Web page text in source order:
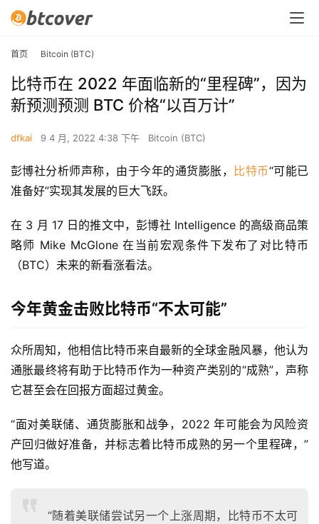
首页 Bitcoin (BTC)
比特币在 2022 年面临新的“里程碑”，因为
新预测预测 BTC 价格“以百万计”
dfkai 9 4 月, 2022 4:38 下午 Bitcoin (BTC)
彭博社分析师声称，由于今年的通货膨胀， 比特币“可能已
准备好”实现其发展的巨大飞跃。
在 3 月 17 日的推文中，彭博社 Intelligence 的高级商品策
略师 Mike McGlone 在当前宏观条件下发布了对比特币
（BTC）未来的新看涨看法。
今年黄金击败比特币“不太可能”
众所周知，他相信比特币来自最新的全球金融风暴，他认为
通胀最终将有助于比特币作为一种资产类别的“成熟”，声称
它甚至会在回报方面超过黄金。
“面对美联储、通货膨胀和战争，2022 年可能会为风险资
产回归做好准备，并标志着比特币成熟的另一个里程碑，”
他写道。
“随着美联储尝试另一个上涨周期，比特币不太可